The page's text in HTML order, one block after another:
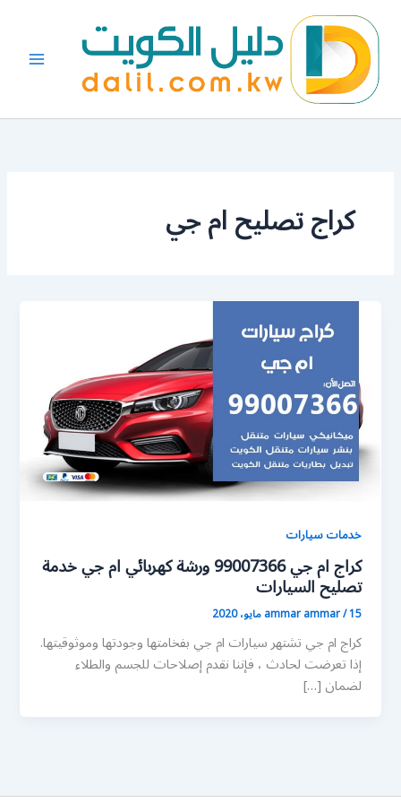
المحتوى
كراج تصليح ام جي
خدمات سيارات
كراج ام جي 99007366 ورشة كهربائي ام جي خدمة
تصليح السيارات
ammar ammar/15 مايو، 2020
كراج ام جي تشتهر سيارات ام جي بفخامتها وجودتها وموثوقيتها.
إذا تعرضت لحادث ، فإننا نقدم إصلاحات للجسم والطلاء
لضمان […]